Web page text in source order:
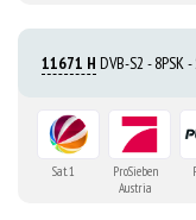
11671 H DVB-S2 - 8PSK
Sat. 1
ProSieben
Austria